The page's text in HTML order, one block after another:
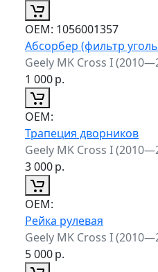
ОЕМ: 1056001357
Абсорбер (фильтр
Geely MK Cross I
1 000р.
ОЕМ:
Трапеция дворников
Geely MK Cross I
3 000р.
ОЕМ:
Рейка рулевая
Geely MK Cross I
5 000р.